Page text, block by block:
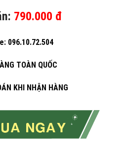
790.000 đ
096.10.72.504
TOÀN QUỐC
KHI NHẬN HÀNG